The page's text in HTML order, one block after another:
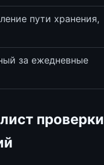
пути хранения,
за ежедневные
проверки